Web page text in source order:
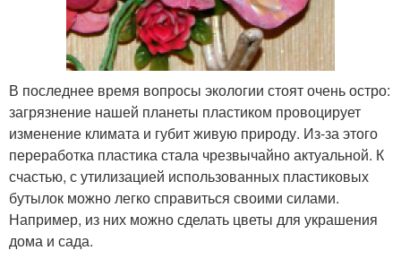
В последнее время вопросы экологии стоят очень остро:
загрязнение нашей планеты пластиком провоцирует
изменение климата и губит живую природу. Из-за этого
переработка пластика стала чрезвычайно актуальной. К
счастью, с утилизацией использованных пластиковых
бутылок можно легко справиться своими силами.
Например, из них можно сделать цветы для украшения
дома и сада.